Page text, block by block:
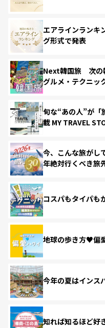
エアラインラン
グ形式で発表
Next韓国旅 次の
グルメ・テクニッ
旬な“あの人”が「
載 MY TRAVEL
今、こんな旅がし
年絶対行くべき旅
コスパもタイパも
地球の歩き方♥偏
今年の夏はインス
知れば知るほど好